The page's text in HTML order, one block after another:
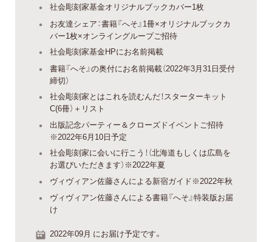
社会彫刻家基金オリジナルブックカバー1枚
お友達シェア：書籍『へそ』1冊×オリジナルブックカ
バー1枚×オンライングループご招待
社会彫刻家基金HPにお名前掲載
書籍『へそ』の奥付にお名前掲載（2022年3月31日受付
締切）
社会彫刻家とはこれを読むんだ！スターターキット
C(6冊）＋リスト
出版記念パーティー＆クローズドイベントご招待
※2022年6月10日予定
社会彫刻家に会いに行こう！（北海道もしくは広島を
お選びいただきます）※2022年夏
ヴィヴィアン佐藤さんによる新宿ガイド※2022年秋
ヴィヴィアン佐藤さんによる書籍『へそ』特装版お届
け
2022年09月 にお届け予定です。